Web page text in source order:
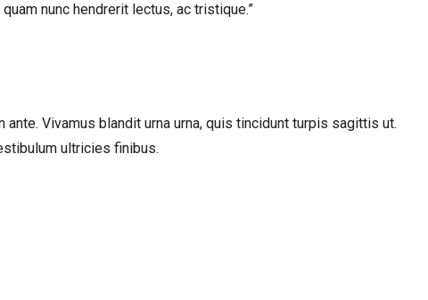
nunc hendrerit lectus, ac tristique.”
Vivamus blandit urna urna, quis tincidunt turpis sagittis ut.
ultricies finibus.